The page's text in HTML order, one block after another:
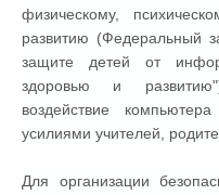
физическому,
развитию
защите детей от
здоровью и
воздействие
усилиями учителей,
Для организации